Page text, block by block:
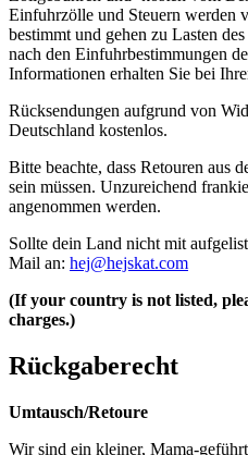
Einfuhrzölle und Steuern werden
bestimmt und gehen zu Lasten
nach den Einfuhrbestimmungen
Informationen erhalten Sie bei
Rücksendungen aufgrund von
Deutschland kostenlos.
Bitte beachte, dass Retouren aus
sein müssen. Unzureichend
angenommen werden.
Sollte dein Land nicht mit
Mail an: hej@hejskat.com
(If your country is not listed,
charges.)
Rückgaberecht
Umtausch/Retoure
Wir sind ein kleiner, Mama-